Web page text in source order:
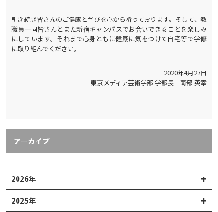
引き続き皆さんのご健康と学びを心から祈っております。そして、教
職員一同皆さんとまた新宿キャンパスでお会いできることを楽しみ
にしています。それまで心身ともに健康に気をつけて自宅等で学修
に取り組んでください。
2020年4月27日
東京メディア芸術学部 学部長 南部 英幸
アーカイブ
2026年
2025年